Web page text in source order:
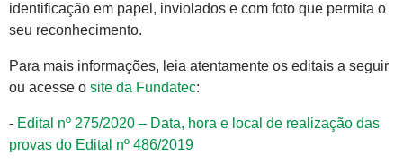
identificação em papel, inviolados e com foto que permita o
seu reconhecimento.
Para mais informações, leia atentamente os editais a seguir
ou acesse o site da Fundatec:
- Edital nº 275/2020 – Data, hora e local de realização das
provas do Edital nº 486/2019